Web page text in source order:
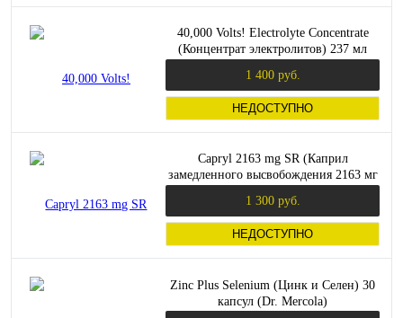
40,000 Volts! Electrolyte Concentrate
(Концентрат электролитов) 237 мл
1 400 руб.
НЕДОСТУПНО
Capryl 2163 mg SR (Каприл
замедленного высвобождения 2163 мг
1 300 руб.
НЕДОСТУПНО
Zinc Plus Selenium (Цинк и Селен) 30
капсул (Dr. Mercola)